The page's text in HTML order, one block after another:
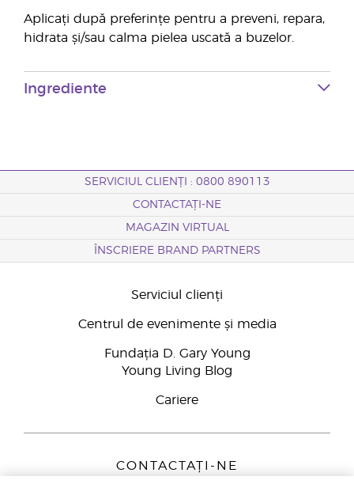
Aplicați după preferințe pentru a preveni, repara,
hidrata și/sau calma pielea uscată a buzelor.
Ingrediente
SERVICIUL CLIENȚI : 0800 890113
CONTACTAȚI-NE
MAGAZIN VIRTUAL
ÎNSCRIERE BRAND PARTNERS
Serviciul clienți
Centrul de evenimente și media
Fundația D. Gary Young
Young Living Blog
Cariere
CONTACTAȚI-NE